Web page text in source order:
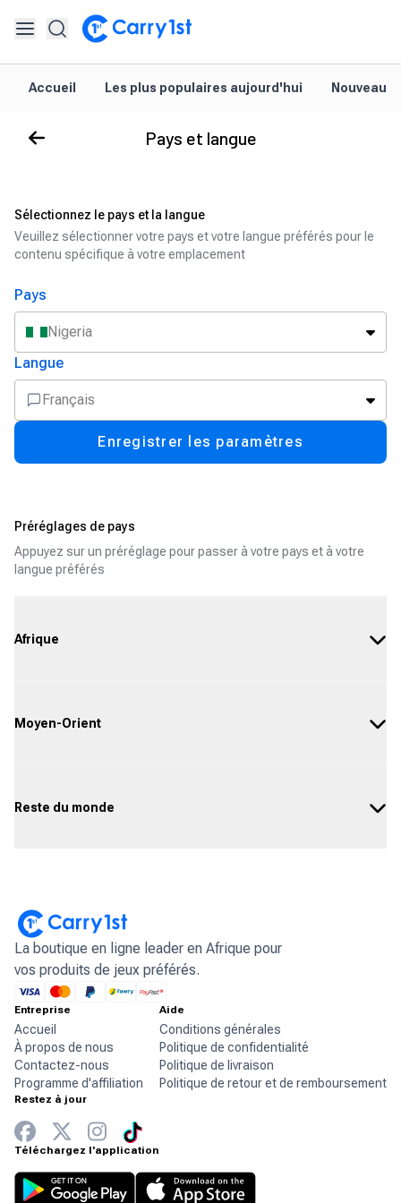
Accueil Les plus populaires aujourd'hui
Pays et langue
Sélectionnez le pays et la langue
Veuillez sélectionner votre pays et votre langue préférés pour le
contenu spécifique à votre emplacement
Pays
Nigeria
Langue
Français
Enregistrer les paramètres
Préréglages de pays
Appuyez sur un préréglage pour passer à votre pays et à votre
langue préférés
Afrique
Moyen-Orient
Reste du monde
La boutique en ligne leader en Afrique pour
vos produits de jeux préférés.
Entreprise
Accueil
À propos de nous
Contactez-nous
Programme d'affiliation
Aide
Conditions générales
Politique de confidentialité
Politique de livraison
Politique de retour et de remboursement
Restez à jour
Téléchargez l'application